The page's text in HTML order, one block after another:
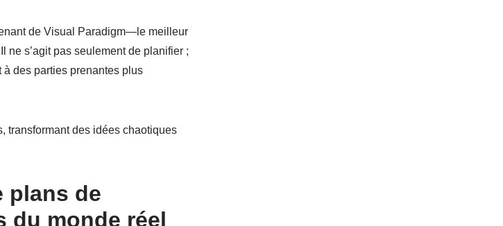
de Visual Paradigm—le meilleur
s’agit pas seulement de planifier ;
à des parties prenantes plus
transformant des idées chaotiques
plans de
du monde réel